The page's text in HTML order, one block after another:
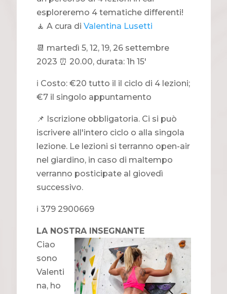
esploreremo 4 tematiche differenti!
🧘 A cura di Valentina Lusetti
📆 martedì 5, 12, 19, 26 settembre
2023 ⏰ 20.00, durata: 1h 15'
ℹ️ Costo: €20 tutto il il ciclo di 4 lezioni;
€7 il singolo appuntamento
📌 Iscrizione obbligatoria. Ci si può
iscrivere all'intero ciclo o alla singola
lezione. Le lezioni si terranno open-air
nel giardino, in caso di maltempo
verranno posticipate al giovedì
successivo.
ℹ 379 2900669
LA NOSTRA INSEGNANTE
Ciao
sono
Valenti
na, ho